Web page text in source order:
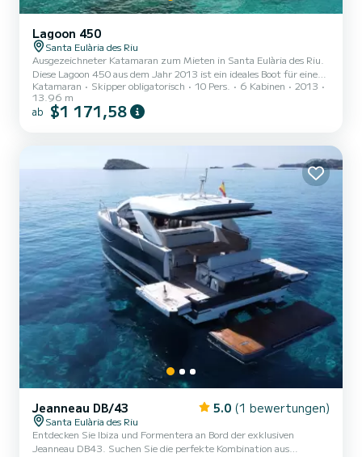
Lagoon 450
Santa Eulària des Riu
Ausgezeichneter Katamaran zum Mieten in Santa Eulària des Riu.
Diese Lagoon 450 aus dem Jahr 2013 ist ein ideales Boot für einen
Urlaub mit der Familie oder Freunden. Das Boot verfügt über 6
Kabinen mit allem Komfort und einer Kapazität von 10 Personen.
Mit einer Gesamtlänge von 14 Metern wird es Ihr bester
Katamaran Skipper obligatorisch 10 Pers. 6 Kabinen
2013
13.96 m
ab $1 171,58
Jeanneau DB/43 5.0 (1 bewertungen)
Santa Eulària des Riu
Entdecken Sie Ibiza und Formentera an Bord der exklusiven
Jeanneau DB43. Suchen Sie die perfekte Kombination aus